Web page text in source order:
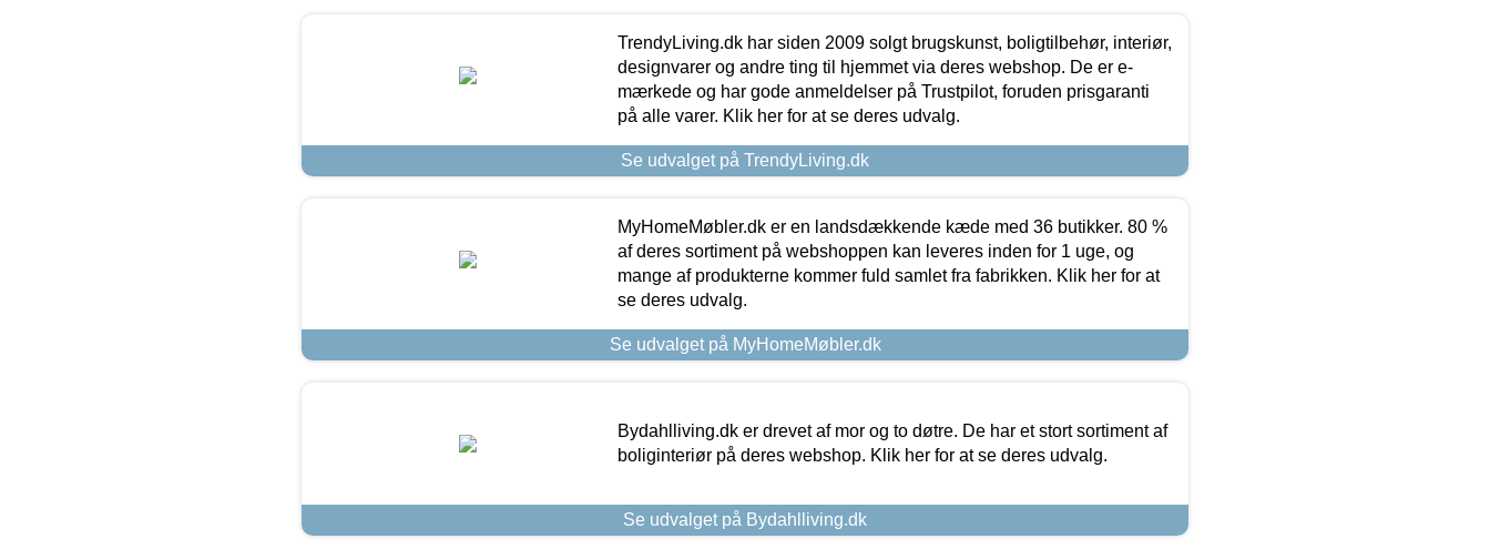
TrendyLiving.dk har siden 2009 solgt brugskunst, boligtilbehør, interiør,
designvarer og andre ting til hjemmet via deres webshop. De er e-
mærkede og har gode anmeldelser på Trustpilot, foruden prisgaranti
på alle varer. Klik her for at se deres udvalg.
Se udvalget på TrendyLiving.dk
MyHomeMøbler.dk er en landsdækkende kæde med 36 butikker. 80 %
af deres sortiment på webshoppen kan leveres inden for 1 uge, og
mange af produkterne kommer fuld samlet fra fabrikken. Klik her for at
se deres udvalg.
Se udvalget på MyHomeMøbler.dk
Bydahlliving.dk er drevet af mor og to døtre. De har et stort sortiment af
boliginteriør på deres webshop. Klik her for at se deres udvalg.
Se udvalget på Bydahlliving.dk